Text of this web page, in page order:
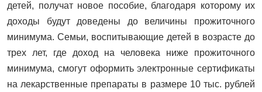
детей, получат новое пособие, благодаря которому их
доходы будут доведены до величины прожиточного
минимума. Семьи, воспитывающие детей в возрасте до
трех лет, где доход на человека ниже прожиточного
минимума, смогут оформить электронные сертификаты
на лекарственные препараты в размере 10 тыс. рублей